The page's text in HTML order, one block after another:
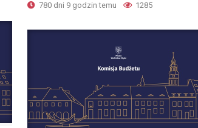
780 dni 9 godzin temu 1285